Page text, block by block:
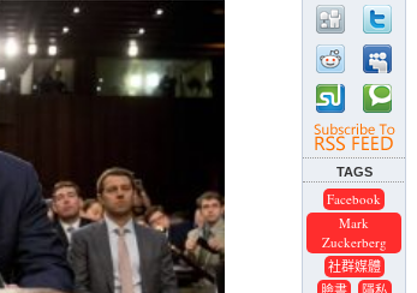
TAGS
Facebook
Mark
Zuckerberg
社群媒體